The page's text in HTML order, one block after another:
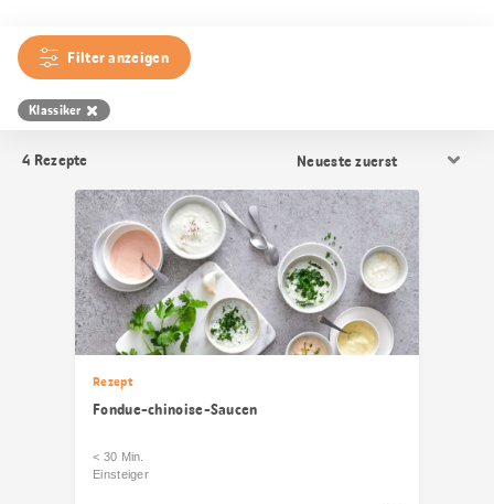
Filter anzeigen
Klassiker
4 Rezepte
Sortierung
Rezept
Fondue-chinoise-Saucen
< 30 Min.
Einsteiger